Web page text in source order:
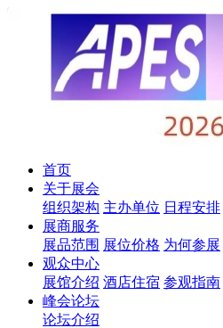
首页
关于展会
组织架构 主办单位 日程安排
展商服务
展品范围 展位价格 为何参展
观众中心
展馆介绍 酒店住宿 参观指南
峰会论坛
论坛介绍